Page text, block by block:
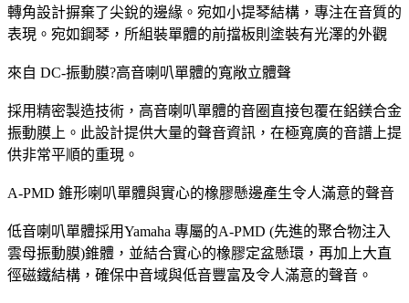
轉角設計摒棄了尖銳的邊緣。宛如小提琴結構，專注在音質的
表現。宛如鋼琴，所組裝單體的前擋板則塗裝有光澤的外觀
來自 DC-振動膜?高音喇叭單體的寬敞立體聲
採用精密製造技術，高音喇叭單體的音圈直接包覆在鋁鎂合金
振動膜上。此設計提供大量的聲音資訊，在極寬廣的音譜上提
供非常平順的重現。
A-PMD 錐形喇叭單體與實心的橡膠懸邊產生令人滿意的聲音
低音喇叭單體採用Yamaha 專屬的A-PMD (先進的聚合物注入
雲母振動膜)錐體，並結合實心的橡膠定盆懸環，再加上大直
徑磁鐵結構，確保中音域與低音豐富及令人滿意的聲音。